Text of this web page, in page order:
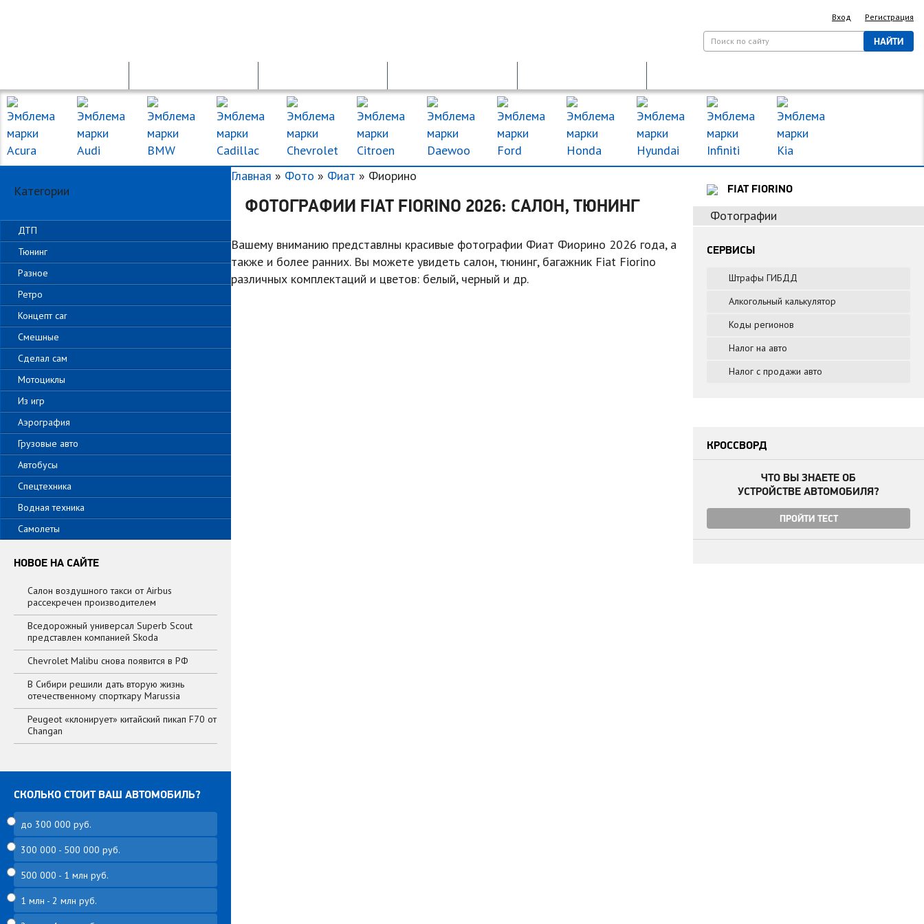
Вход Регистрация
НАЙТИ
Главная » Фото » Фиат » Фиорино
ФОТОГРАФИИ FIAT FIORINO 2026: САЛОН, ТЮНИНГ
Вашему вниманию представлны красивые фотографии Фиат Фиорино 2026 года, а
также и более ранних. Вы можете увидеть салон, тюнинг, багажник Fiat Fiorino
различных комплектаций и цветов: белый, черный и др.
Категории
ДТП
Тюнинг
Разное
Ретро
Концепт car
Смешные
Сделал сам
Мотоциклы
Из игр
Аэрография
Грузовые авто
Автобусы
Спецтехника
Водная техника
Самолеты
НОВОЕ НА САЙТЕ
Салон воздушного такси от Airbus
рассекречен производителем
Вседорожный универсал Superb Scout
представлен компанией Skoda
Chevrolet Malibu снова появится в РФ
В Сибири решили дать вторую жизнь
отечественному спорткару Marussia
Peugeot «клонирует» китайский пикап F70 от
Changan
СКОЛЬКО СТОИТ ВАШ АВТОМОБИЛЬ?
до 300 000 руб.
300 000 - 500 000 руб.
500 000 - 1 млн руб.
1 млн - 2 млн руб.
FIAT FIORINO
Фотографии
СЕРВИСЫ
Штрафы ГИБДД
Алкогольный калькулятор
Коды регионов
Налог на авто
Налог с продажи авто
КРОССВОРД
ЧТО ВЫ ЗНАЕТЕ ОБ
УСТРОЙСТВЕ АВТОМОБИЛЯ?
ПРОЙТИ ТЕСТ